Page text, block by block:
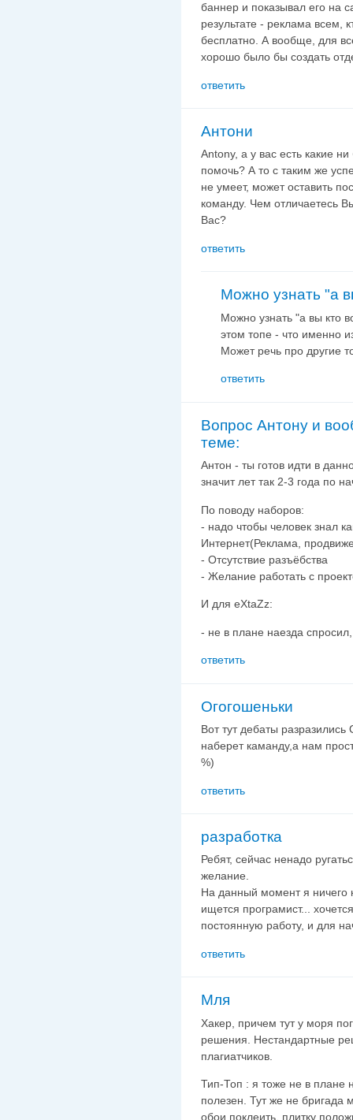
баннер и показывал его на
результате - реклама всем,
бесплатно. А вообще, для
хорошо было бы создать
ответить
Антони
Antony, а у вас есть какие
помочь? А то с таким же
не умеет, может оставить
команду. Чем отличаетесь
Вас?
ответить
Можно узнать "а
Можно узнать "а вы кто
этом топе - что именно
Может речь про другие
ответить
Вопрос Антону и
теме:
Антон - ты готов идти в
значит лет так 2-3 года по
По поводу наборов:
- надо чтобы человек знал
Интернет(Реклама,
- Отсутствие разъёбства
- Желание работать с
И для eXtaZz:
- не в плане наезда спросил,
ответить
Огогошеньки
Вот тут дебаты
наберет каманду,а нам
%)
ответить
разработка
Ребят, сейчас ненадо
желание.
На данный момент я ничего
ищется програмист...
постоянную работу, и для
ответить
Мля
Хакер, причем тут у моря
решения. Нестандартные
плагиатчиков.
Тип-Топ : я тоже не в плане
полезен. Тут же не бригада
обои поклеить, плитку